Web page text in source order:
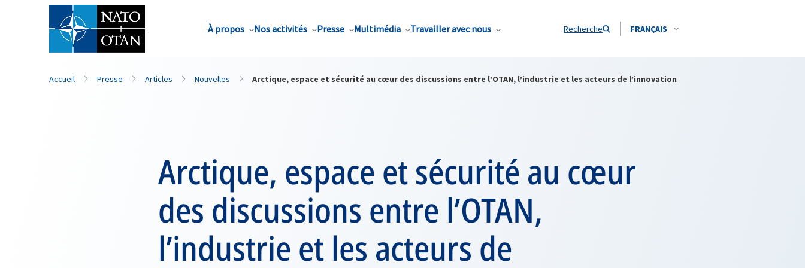
À propos Nos activités Presse Multimédia Travailler avec nous Recherche FRANÇAIS
Nom de famille*
Accueil Presse Articles Nouvelles Arctique, espace et sécurité au cœur des discussions entre l’OTAN, l’industrie et les acteurs de l’innovation
Arctique, espace et sécurité au cœur
des discussions entre l’OTAN,
l’industrie et les acteurs de